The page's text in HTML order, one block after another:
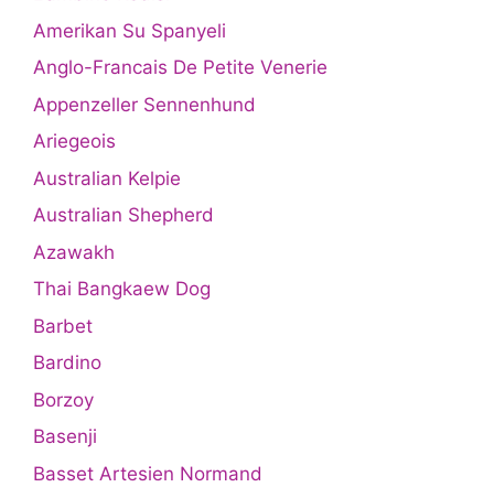
Amerikan Su Spanyeli
Anglo-Francais De Petite Venerie
Appenzeller Sennenhund
Ariegeois
Australian Kelpie
Australian Shepherd
Azawakh
Thai Bangkaew Dog
Barbet
Bardino
Borzoy
Basenji
Basset Artesien Normand